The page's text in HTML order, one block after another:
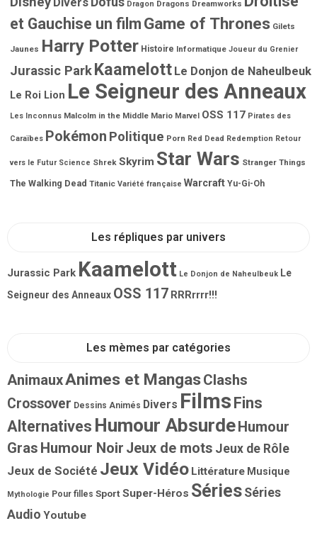
Dragon Dragons Dreamworks
et Gauchise un film Game of Thrones Gilets
Jaunes Harry Potter Histoire Informatique Joueur du Grenier
Jurassic ParkKaamelott Le Donjon de Naheulbeuk
Le Roi Lion Le Seigneur des Anneaux
Les Inconnus Malcolm in the Middle Mario Marvel OSS 117 Pirates des
Caraïbes Pokémon Politique Porn Red Dead Redemption Retour
vers le Futur Science Shrek Skyrim Star Wars Stranger Things
The Walking Dead Titanic Variété française Warcraft Yu-Gi-Oh
Les répliques par univers
Jurassic Park Kaamelott Le Donjon de Naheulbeuk Le
Seigneur des Anneaux OSS 117 RRRrrrr!!!
Les mèmes par catégories
AnimauxAnimes et MangasClashs
Crossover Dessins Animés Divers Films Fins
Alternatives Humour AbsurdeHumour
Gras Humour Noir Jeux de mots Jeux de Rôle
Jeux de Société Jeux Vidéo Littérature Musique
Mythologie Pour filles SportSuper-Héros Séries Séries
Audio Youtube